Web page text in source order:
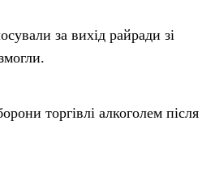
за вихід райради зі
торгівлі алкоголем після